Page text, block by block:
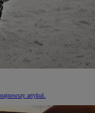
artykuł.